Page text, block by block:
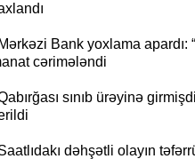
Bank yoxlama apardı:
cərimələndi
sınıb ürəyinə
dəhşətli olayın